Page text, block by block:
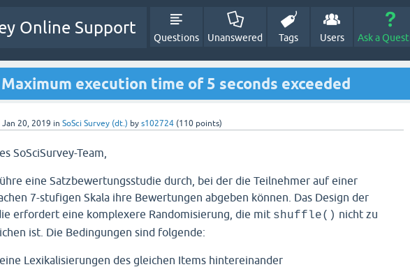
Online Support
Questions Unanswered Tags Users Ask a
execution time of 5 seconds exceeded
Jan 20, 2019 in SoSci Survey (dt.) by s102724 (110 points)
SoSciSurvey-Team,
eine Satzbewertungsstudie durch, bei der die Teilnehmer auf einer
7-stufigen Skala ihre Bewertungen abgeben können. Das Design der
erfordert eine komplexere Randomisierung, die mit shuffle() nicht zu
ist. Die Bedingungen sind folgende:
Lexikalisierungen des gleichen Items hintereinander